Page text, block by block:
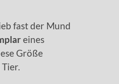
fast der Mund
eines
Größe